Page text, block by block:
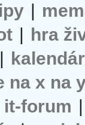
|
| hra
| kalendár
na x na
it-forum |